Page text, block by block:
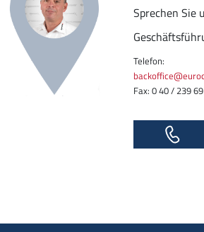
Sprechen Sie
Telefon:
Fax: 0 40 / 239